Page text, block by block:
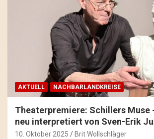
AKTUELL NACHBARLANDKREISE
Theaterpremiere: Schillers Muse
neu interpretiert von Sven-Erik
10. Oktober 2025 Brit Wollschläger